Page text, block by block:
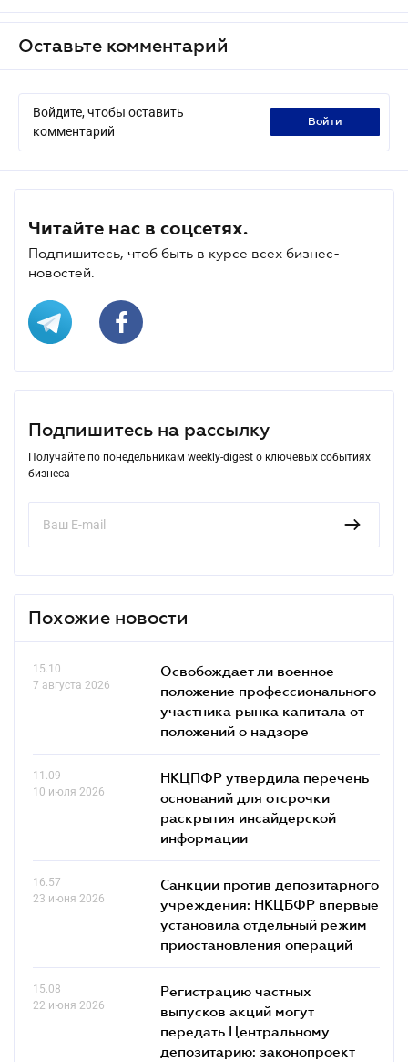
Оставьте комментарий
Войдите, чтобы оставить
комментарий
войти
Читайте нас в соцсетях.
Подпишитесь, чтоб быть в курсе всех бизнес-
новостей.
Подпишитесь на рассылку
Получайте по понедельникам weekly-digest о ключевых событиях
бизнеса
Похожие новости
15.10
7 августа 2026
Освобождает ли военное
положение профессионального
участника рынка капитала от
положений о надзоре
11.09
10 июля 2026
НКЦПФР утвердила перечень
оснований для отсрочки
раскрытия инсайдерской
информации
16.57
23 июня 2026
Санкции против депозитарного
учреждения: НКЦБФР впервые
установила отдельный режим
приостановления операций
15.08
22 июня 2026
Регистрацию частных
выпусков акций могут
передать Центральному
депозитарию: законопроект